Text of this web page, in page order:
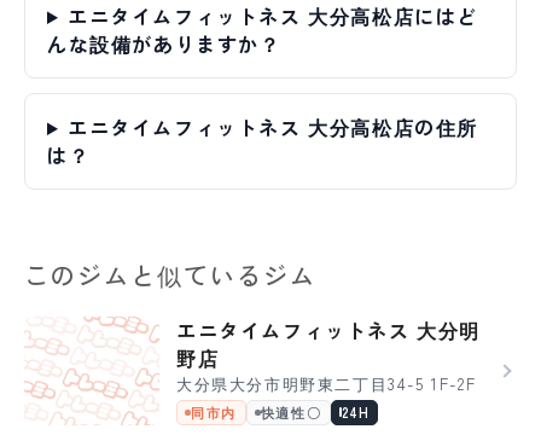
エニタイムフィットネス 大分高松店にはど
んな設備がありますか？
エニタイムフィットネス 大分高松店の住所
は？
このジムと似ているジム
エニタイムフィットネス 大分明
野店
大分県大分市明野東二丁目34-5 1F-2F
同市内 快適性〇 24H